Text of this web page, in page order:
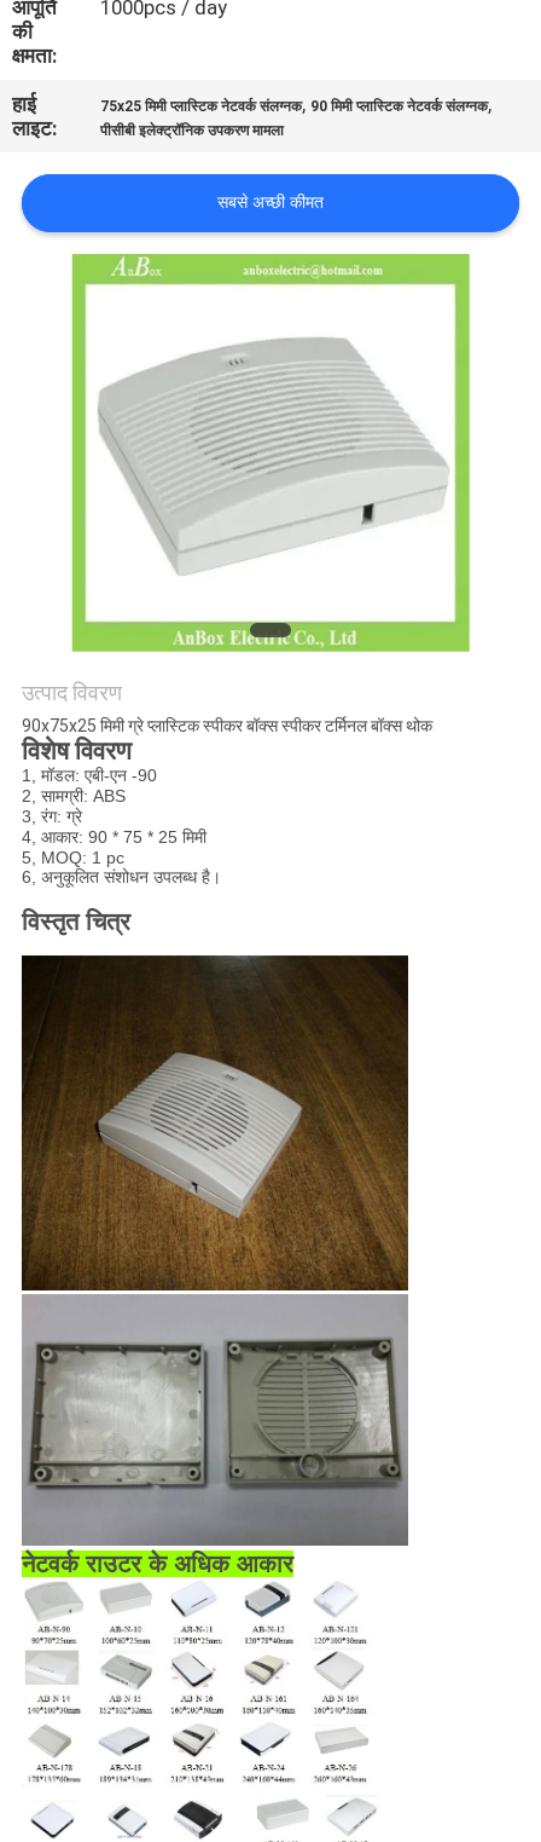
की
विनती
करे
SHOPPING ONLINE
POLICY
आपूर्ति
की
क्षमता:
1000pcs / day
हाई
लाइट:
75x25 मिमी प्लास्टिक नेटवर्क संलग्नक, 90 मिमी प्लास्टिक नेटवर्क संलग्नक,
पीसीबी इलेक्ट्रॉनिक उपकरण मामला
सबसे अच्छी कीमत
उत्पाद विवरण
90x75x25 मिमी ग्रे प्लास्टिक स्पीकर बॉक्स स्पीकर टर्मिनल बॉक्स थोक
विशेष विवरण
1, मॉडल: एबी-एन -90
2, सामग्री: ABS
3, रंग: ग्रे
4, आकार: 90 * 75 * 25 मिमी
5, MOQ: 1 pc
6, अनुकूलित संशोधन उपलब्ध है।
विस्तृत चित्र
नेटवर्क राउटर के अधिक आकार